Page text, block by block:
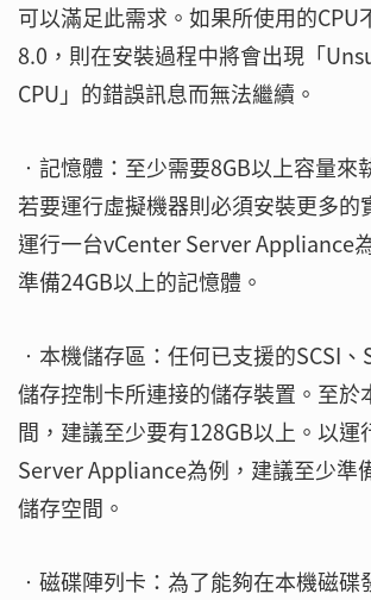
可以滿足此需求。如果所使用的CPU
8.0，則在安裝過程中將會出現「
CPU」的錯誤訊息而無法繼續。
‧記憶體：至少需要8GB以上容量來
若要運行虛擬機器則必須安裝更多的
運行一台vCenter Server Appliance
準備24GB以上的記憶體。
‧本機儲存區：任何已支援的SCSI、
儲存控制卡所連接的儲存裝置。至於
間，建議至少要有128GB以上。以
Server Appliance為例，建議至少準
儲存空間。
‧磁碟陣列卡：為了能夠在本機磁碟